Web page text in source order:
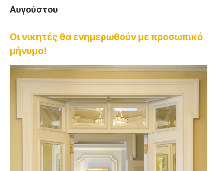
Αυγούστου
Οι νικητές θα ενημερωθούν με προσωπικό
μήνυμα!